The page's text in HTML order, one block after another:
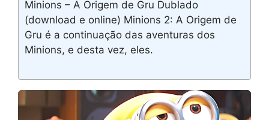
Minions – A Origem de Gru Dublado
(download e online) Minions 2: A Origem de
Gru é a continuação das aventuras dos
Minions, e desta vez, eles.